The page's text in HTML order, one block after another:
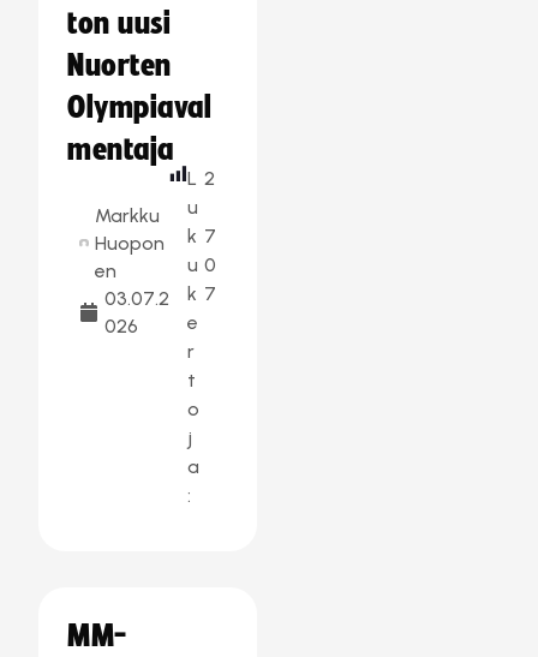
ton uusi
Nuorten
Olympiaval
mentaja
Markku
Huopon
en
03.07.2
026
L
u
k
u
k
e
r
t
o
j
a
:
2
7
0
7
MM-